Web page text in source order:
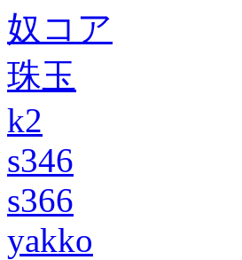
奴コア
珠玉
k2
s346
s366
yakko